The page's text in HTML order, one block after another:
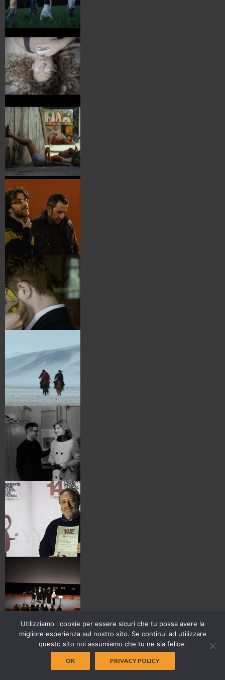
Utilizziamo i cookie per essere sicuri che tu possa avere la
migliore esperienza sul nostro sito. Se continui ad utilizzare
questo sito noi assumiamo che tu ne sia felice.
OK PRIVACY POLICY